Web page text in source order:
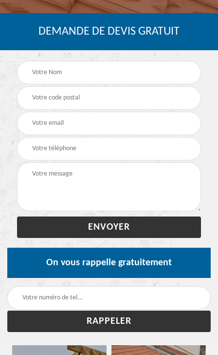
DEMANDE DE DEVIS GRATUIT
On vous rappelle gratuitement